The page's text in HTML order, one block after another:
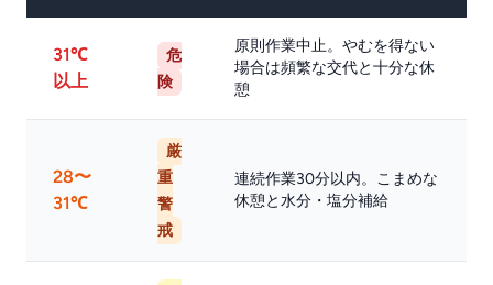
31℃
以上
危
険
原則作業中止。やむを得ない
場合は頻繁な交代と十分な休
憩
28〜
31℃
厳
重
警
戒
連続作業30分以内。こまめな
休憩と水分・塩分補給